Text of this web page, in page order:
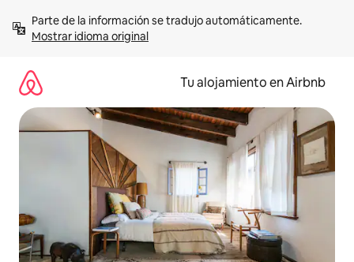
contenidoMostrar idioma original
Tu alojamiento en Airbnb